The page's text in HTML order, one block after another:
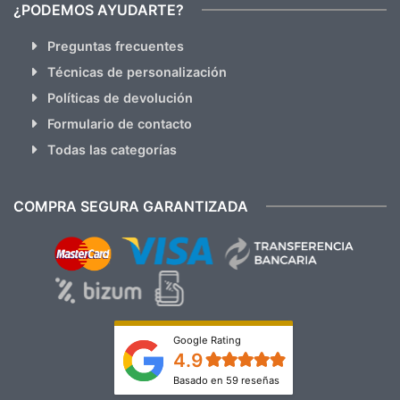
¿PODEMOS AYUDARTE?
Preguntas frecuentes
Técnicas de personalización
Políticas de devolución
Formulario de contacto
Todas las categorías
COMPRA SEGURA GARANTIZADA
Google Rating
4.9
Basado en 59 reseñas